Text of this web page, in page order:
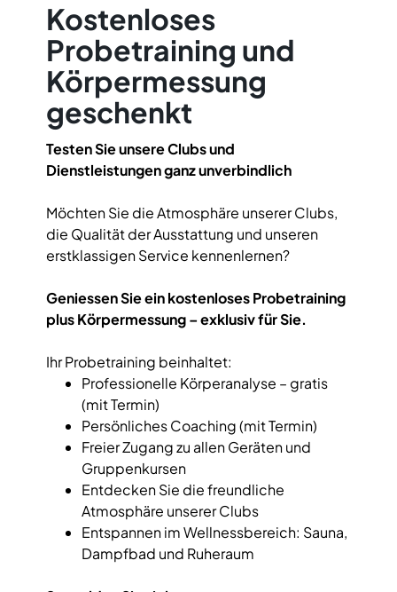
Kostenloses
Probetraining und
Körpermessung
geschenkt
Testen Sie unsere Clubs und
Dienstleistungen ganz unverbindlich
Möchten Sie die Atmosphäre unserer Clubs,
die Qualität der Ausstattung und unseren
erstklassigen Service kennenlernen?
Geniessen Sie ein kostenloses Probetraining
plus Körpermessung – exklusiv für Sie.
Ihr Probetraining beinhaltet:
Professionelle Körperanalyse – gratis
(mit Termin)
Persönliches Coaching (mit Termin)
Freier Zugang zu allen Geräten und
Gruppenkursen
Entdecken Sie die freundliche
Atmosphäre unserer Clubs
Entspannen im Wellnessbereich: Sauna,
Dampfbad und Ruheraum